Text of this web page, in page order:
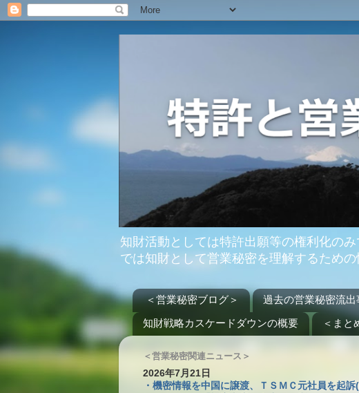
知財活動としては特許出願等の権利化の
では知財として営業秘密を理解するため
＜営業秘密ブログ＞ 過去の営業秘密流出
知財戦略カスケードダウンの概要
＜まと
＜営業秘密関連ニュース＞
2026年7月21日
・機密情報を中国に譲渡、ＴＳＭＣ元社員を起訴